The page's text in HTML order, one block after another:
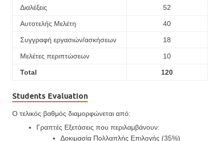
Διαλέξεις 52
Αυτοτελής Μελέτη 40
Συγγραφή εργασιών/ασκήσεων 18
Μελέτες περιπτώσεων 10
Total 120
Students Evaluation
Ο τελικός βαθμός διαμορφώνεται από:
Γραπτές Εξετάσεις που περιλαμβάνουν:
Δοκιμασία Πολλαπλής Επιλογής (35%)